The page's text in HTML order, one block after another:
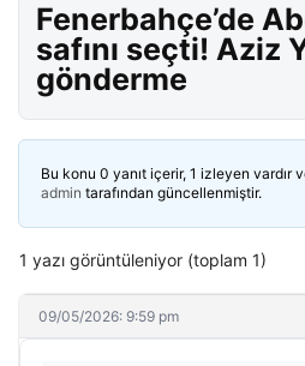
Fenerbahçe’de
safını seçti! Aziz
gönderme
Bu konu 0 yanıt içerir, 1 izleyen vardır
admin tarafından güncellenmiştir.
1 yazı görüntüleniyor (toplam 1)
09/05/2026: 9:59 pm